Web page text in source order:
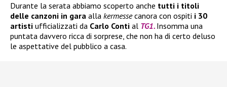
Durante la serata abbiamo scoperto anche tutti i titoli
delle canzoni in gara alla kermessecanora con ospiti i 30
artisti ufficializzati da Carlo Conti al TG1. Insomma una
puntata davvero ricca di sorprese, che non ha di certo deluso
le aspettative del pubblico a casa.